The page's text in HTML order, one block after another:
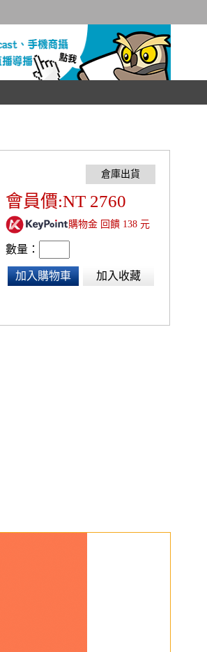
會員價:NT 2760
購物金 回饋 138 元
數量：
加入購物車 加入收藏